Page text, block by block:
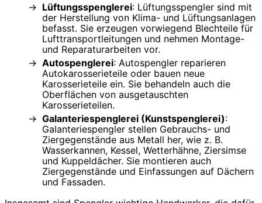
Lüftungsspenglerei: Lüftungsspengler sind mit
der Herstellung von Klima- und Lüftungsanlagen
befasst. Sie erzeugen vorwiegend Blechteile für
Lufttransportleitungen und nehmen Montage-
und Reparaturarbeiten vor.
Autospenglerei: Autospengler reparieren
Autokarosserieteile oder bauen neue
Karosserieteile ein. Sie behandeln auch die
Oberflächen von ausgetauschten
Karosserieteilen.
Galanteriespenglerei (Kunstspenglerei):
Galanteriespengler stellen Gebrauchs- und
Ziergegenstände aus Metall her, wie z. B.
Wasserkannen, Kessel, Wetterhähne, Ziersimse
und Kuppeldächer. Sie montieren auch
Ziergegenstände und Einfassungen auf Dächern
und Fassaden.